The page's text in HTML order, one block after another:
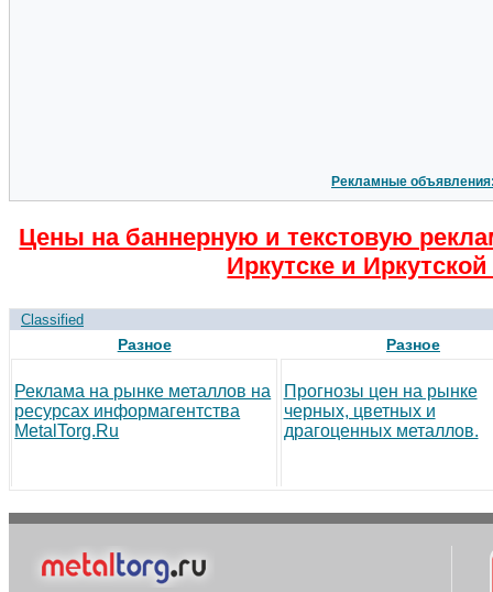
Рекламные
Цены на баннерную и текстовую
Иркутске и
Classified
Разное
Реклама на рынке металлов на
ресурсах информагентства
MetalTorg.Ru
Разное
Прогнозы цен на рынке
черных, цветных и
драгоценных металлов.